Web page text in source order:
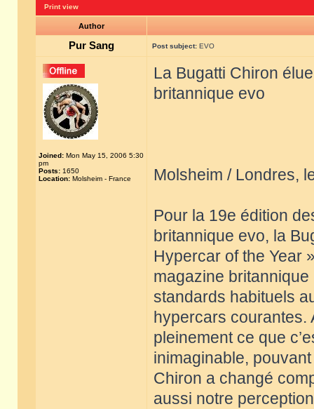
Print view
Author
Pur Sang Post subject: EVO
Joined: Mon May 15, 2006 5:30
pm
Posts: 1650
Location: Molsheim - France
La Bugatti Chiron
britannique evo
Molsheim / Londres,
Pour la 19e édition
britannique evo, la
Hypercar of the Year
magazine britannique
standards habituels
hypercars courantes.
pleinement ce que
inimaginable,
Chiron a changé
aussi notre